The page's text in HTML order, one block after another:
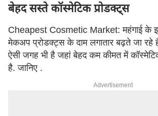
बेहद सस्ते कॉस्मेटिक प्रोडक्ट्स
Cheapest Cosmetic Market: महंगाई के
मेकअप प्रोडक्ट्स के दाम लगातार बढ़ते जा रहे
ऐसी जगह भी है जहां बेहद कम कीमत में
है. जानिए .
Advertisement